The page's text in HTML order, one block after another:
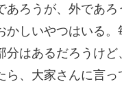
あろうが、外であろ
かしいやつはいる。
分はあるだろうけど
、大家さんに言っ